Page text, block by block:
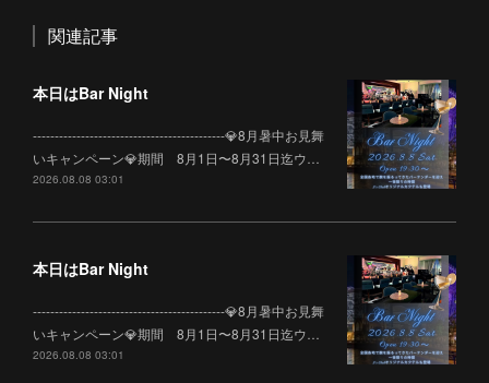
関連記事
本日はBar Night
--------------------------------------------💎8月暑中お見舞
いキャンペーン💎期間 8月1日〜8月31日迄ウ…
2026.08.08 03:01
本日はBar Night
--------------------------------------------💎8月暑中お見舞
いキャンペーン💎期間 8月1日〜8月31日迄ウ…
2026.08.08 03:01